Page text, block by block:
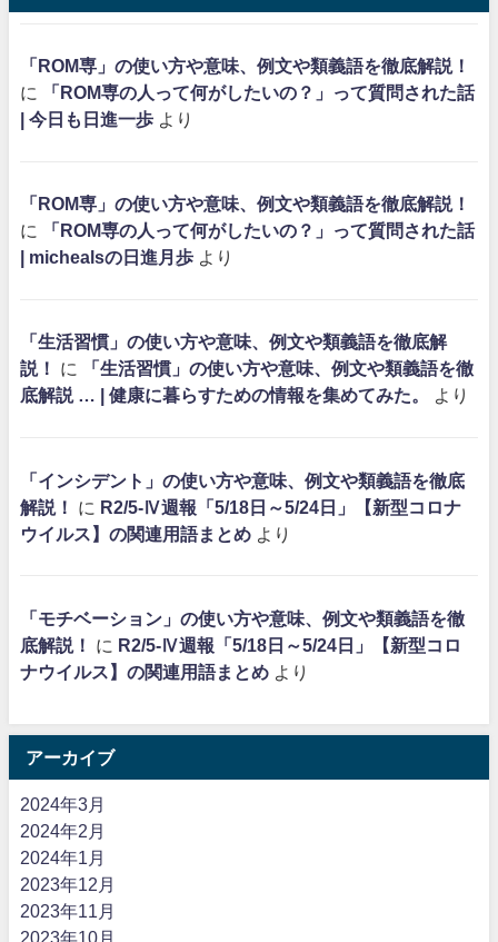
「ROM専」の使い方や意味、例文や類義語を徹底解説！
に
「ROM専の人って何がしたいの？」って質問された話
| 今日も日進一歩 より
「ROM専」の使い方や意味、例文や類義語を徹底解説！
に
「ROM専の人って何がしたいの？」って質問された話
| michealsの日進月歩 より
「生活習慣」の使い方や意味、例文や類義語を徹底解
説！
に
「生活習慣」の使い方や意味、例文や類義語を徹
底解説 … | 健康に暮らすための情報を集めてみた。
より
「インシデント」の使い方や意味、例文や類義語を徹底
解説！
に R2/5-Ⅳ週報「5/18日～5/24日」【新型コロナ
ウイルス】の関連用語まとめ より
「モチベーション」の使い方や意味、例文や類義語を徹
底解説！
に R2/5-Ⅳ週報「5/18日～5/24日」【新型コロ
ナウイルス】の関連用語まとめ より
アーカイブ
2024年3月
2024年2月
2024年1月
2023年12月
2023年11月
2023年10月